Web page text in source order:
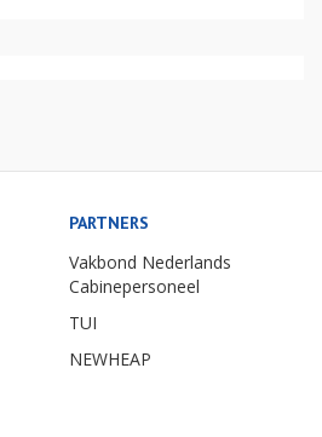
PARTNERS
Vakbond Nederlands
Cabinepersoneel
TUI
NEWHEAP